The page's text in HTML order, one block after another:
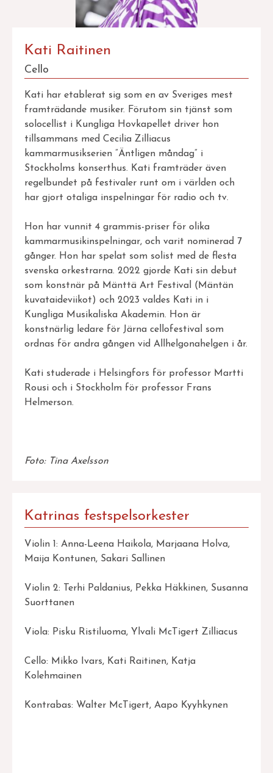
Kati Raitinen
Cello
Kati har etablerat sig som en av Sveriges mest
framträdande musiker. Förutom sin tjänst som
solocellist i Kungliga Hovkapellet driver hon
tillsammans med Cecilia Zilliacus
kammarmusikserien ”Äntligen måndag” i
Stockholms konserthus. Kati framträder även
regelbundet på festivaler runt om i världen och
har gjort otaliga inspelningar för radio och tv.
Hon har vunnit 4 grammis-priser för olika
kammarmusikinspelningar, och varit nominerad 7
gånger. Hon har spelat som solist med de flesta
svenska orkestrarna. 2022 gjorde Kati sin debut
som konstnär på Mänttä Art Festival (Mäntän
kuvataideviikot) och 2023 valdes Kati in i
Kungliga Musikaliska Akademin. Hon är
konstnärlig ledare för Järna cellofestival som
ordnas för andra gången vid Allhelgonahelgen i år.
Kati studerade i Helsingfors för professor Martti
Rousi och i Stockholm för professor Frans
Helmerson.
Foto: Tina Axelsson
Katrinas festspelsorkester
Violin 1: Anna-Leena Haikola, Marjaana Holva,
Maija Kontunen, Sakari Sallinen
Violin 2: Terhi Paldanius, Pekka Häkkinen, Susanna
Suorttanen
Viola: Pisku Ristiluoma, Ylvali McTigert Zilliacus
Cello: Mikko Ivars, Kati Raitinen, Katja
Kolehmainen
Kontrabas: Walter McTigert, Aapo Kyyhkynen